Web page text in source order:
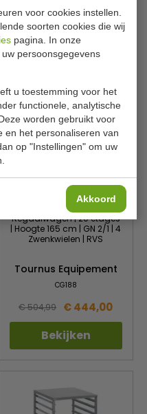
voor cookies instellen.
soorten cookies die wij
pagina. In onze
persoonsgegevens
u toestemming voor het
functionele, analytische
worden gebruikt voor
en het personaliseren van
op "Instellingen" om uw
Akkoord
€ 487,99 € 429,00
Bekijken
Regaalwagen | 20 etages
| Hoogte 165 cm | GN 2/1 | 4
Zwenkwielen | RVS
Tournus Equipement
CG188
€ 504,99 € 444,00
Bekijken